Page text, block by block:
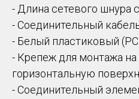
- Длина сетевого шнура
- Соединительный
- Белый пластиковый
- Крепеж для монтажа
горизонтальную
- Соединительный